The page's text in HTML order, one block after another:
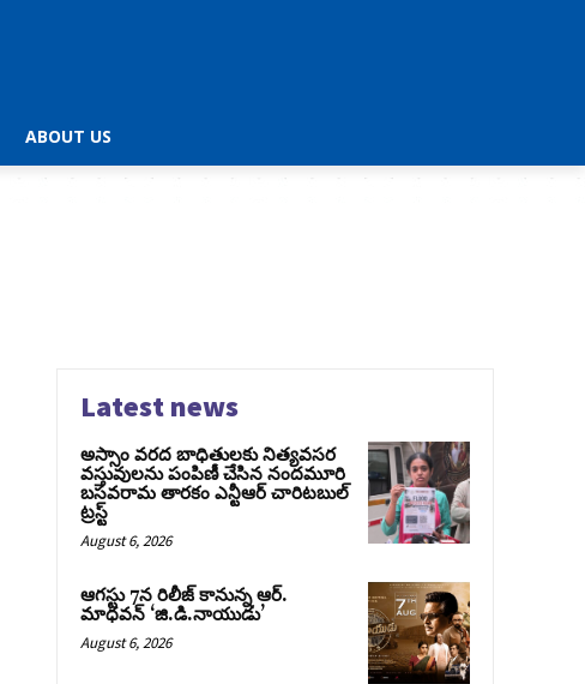
ABOUT US
Latest news
అస్సాం వరద బాధితులకు నిత్యవసర
వస్తువులను పంపిణీ చేసిన నందమూరి
బసవరామ తారకం ఎన్టీఆర్ చారిటబుల్
ట్రస్ట్
August 6, 2026
ఆగస్టు 7న రిలీజ్ కానున్న ఆర్‌.
మాధవన్‌ ‘జి.డి.నాయుడు’
August 6, 2026